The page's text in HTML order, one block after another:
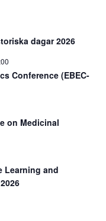
dagar 2026
Conference (EBEC-
on Medicinal
Learning and